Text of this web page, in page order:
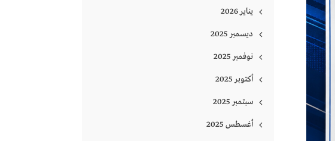
يناير 2026
ديسمبر 2025
نوفمبر 2025
أكتوبر 2025
سبتمبر 2025
أغسطس 2025